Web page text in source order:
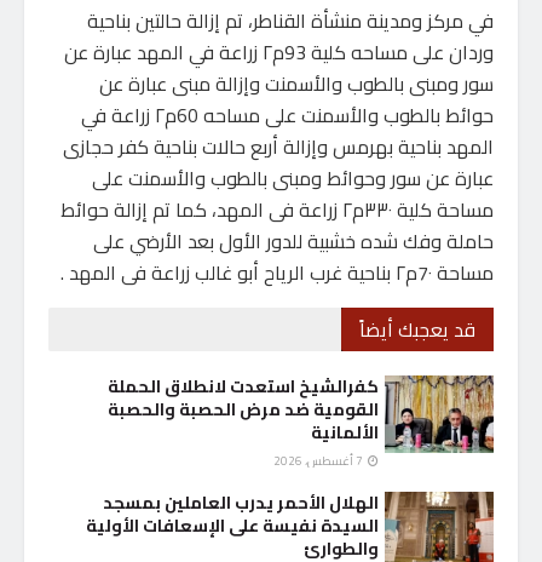
في مركز ومدينة منشأة القناطر، تم إزالة حالتين بناحية
وردان على مساحه كلية 93م٢ زراعة في المهد عبارة عن
سور ومبنى بالطوب والأسمنت وإزالة مبنى عبارة عن
حوائط بالطوب والأسمنت على مساحه 60م٢ زراعة في
المهد بناحية بهرمس وإزالة أربع حالات بناحية كفر حجازى
عبارة عن سور وحوائط ومبنى بالطوب والأسمنت على
مساحة كلية ٣٣٠م٢ زراعة فى المهد، كما تم إزالة حوائط
حاملة وفك شده خشبية للدور الأول بعد الأرضي على
مساحة 7٠م٢ بناحية غرب الرياح أبو غالب زراعة فى المهد .
قد يعجبك أيضاً
كفرالشيخ استعدت لانطلاق الحملة
القومية ضد مرض الحصبة والحصبة
الألمانية
الهلال الأحمر يدرب العاملين بمسجد
السيدة نفيسة على الإسعافات الأولية
والطوارئ